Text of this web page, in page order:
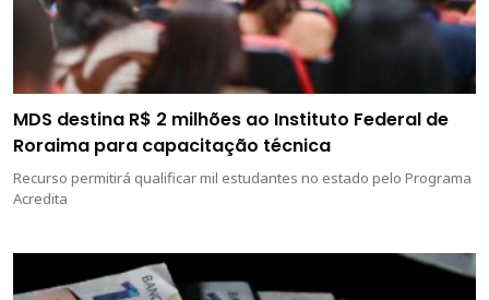
MDS destina R$ 2 milhões ao Instituto Federal de
Roraima para capacitação técnica
Recurso permitirá qualificar mil estudantes no estado pelo Programa
Acredita